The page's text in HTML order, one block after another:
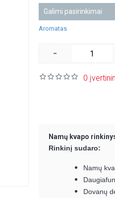
Galimi pasirinkimai
Aromatas
-
0
Namų kvapo
Rinkinį sudaro:
Namų
Dovanų